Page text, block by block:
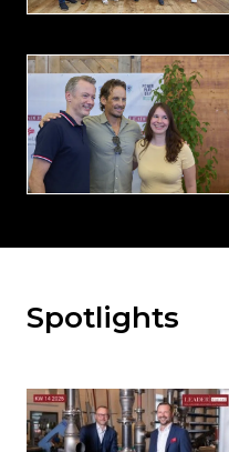
Möchten
den
weiteren
Inhalt
Spotlights